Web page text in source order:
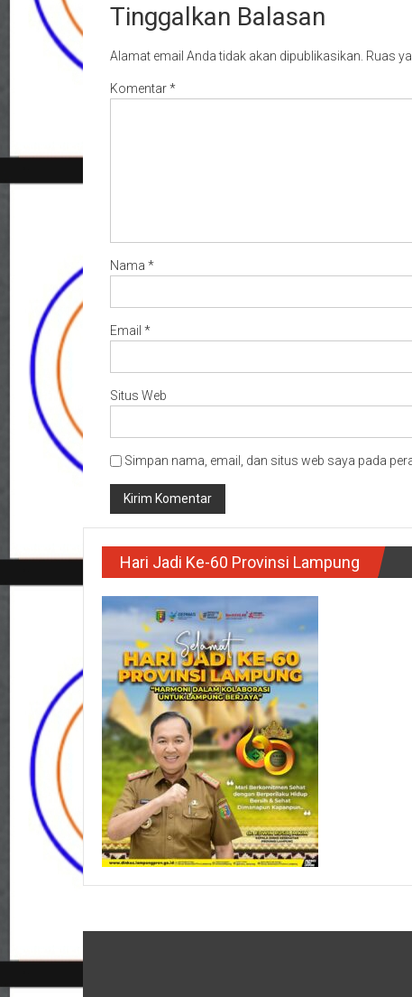
Tinggalkan Balasan
Alamat email Anda tidak akan dipublikasikan. Ruas
Komentar*
Nama *
Email *
Situs Web
Simpan nama, email, dan situs web saya pada
Hari Jadi Ke-60 Provinsi Lampung